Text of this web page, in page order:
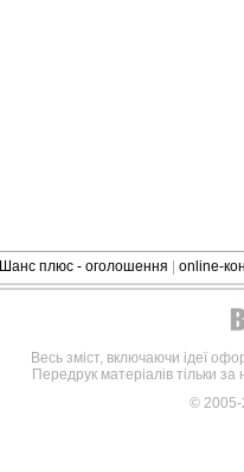
Шанс плюс - оголошення online-
Весь зміст, включаючи ідеї
Передрук матеріалів тільки
©